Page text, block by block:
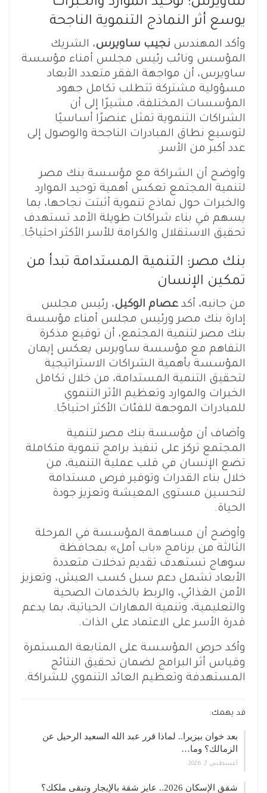
يوسع أثر النماذج التنموية الناجحة
وأكد المهندس نجيب ساويرس، الشريك
المؤسس ونائب رئيس مجلس أمناء مؤسسة
ساويرس، أن مواجهة الفقر متعدد الأبعاد
مسؤولية مشتركة تتطلب تكامل جهود
المؤسسات المختلفة، مشيرًا إلى أن
الشراكات التنموية تمثل عنصرًا أساسيًا
لتوسيع نطاق المبادرات الناجحة والوصول إلى
عدد أكبر من الأسر.
وأوضح أن الشراكة مع مؤسسة بنك مصر
لتنمية المجتمع تعكس أهمية توحيد الموارد
والخبرات حول نماذج تنموية أثبتت نجاحها، بما
يسهم في بناء شراكات طويلة الأمد تستهدف
تحقيق الاستقلال والكرامة للأسر الأكثر احتياجًا.
بنك مصر: التنمية المستدامة تبدأ من
تمكين الإنسان
من جانبه، أكد عصام الوكيل، رئيس مجلس
إدارة بنك مصر ورئيس مجلس أمناء مؤسسة
بنك مصر لتنمية المجتمع، أن توقيع مذكرة
التفاهم مع مؤسسة ساويرس يعكس إيمان
المؤسسة بأهمية الشراكات الاستراتيجية
لتحقيق التنمية المستدامة، من خلال تكامل
الخبرات والموارد وتعظيم الأثر التنموي
للمبادرات الموجهة للفئات الأكثر احتياجًا.
وأضاف أن مؤسسة بنك مصر لتنمية
المجتمع تركز على تنفيذ برامج تنموية متكاملة
تضع الإنسان في قلب عملية التنمية، من
خلال بناء القدرات وتوفير فرص مستدامة
لتحسين مستوى المعيشة وتعزيز جودة
الحياة.
وأوضح أن مساهمة المؤسسة في المرحلة
الثالثة من برنامج «باب أمل» بمحافظة
سوهاج تستهدف تقديم تدخلات متعددة
الأبعاد تشمل دعم سبل كسب العيش، وتعزيز
الأمن الغذائي، والربط بالخدمات الصحية
والتعليمية، وتنمية المهارات الحياتية، بما يدعم
قدرة الأسر على الاعتماد على الذات.
وأكد حرص المؤسسة على المتابعة المستمرة
وقياس أثر البرامج لضمان تحقيق النتائج
المستهدفة وتعظيم العائد التنموي للشراكة.
قد يهمك:
بعد خوان بيزيرا.. لماذا قرر عبد الله السعيد الرحيل عن
الزمالك؟ وما…
أغسطس 7, 2026
شقق الإسكان 2026.. عايز شقة بالإيجار وتبقى ملكك؟